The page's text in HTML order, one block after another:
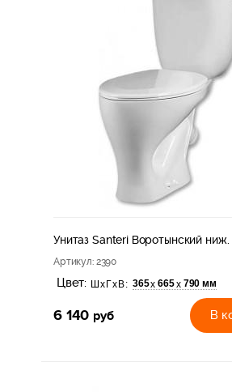
Унитаз Santeri Воротынский ниж.
Артикул: 2390
Цвет: ШхГхВ: 365х 665х 790 мм
6 140 руб В